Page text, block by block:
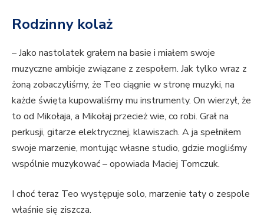
Rodzinny kolaż
– Jako nastolatek grałem na basie i miałem swoje
muzyczne ambicje związane z zespołem. Jak tylko wraz z
żoną zobaczyliśmy, że Teo ciągnie w stronę muzyki, na
każde święta kupowaliśmy mu instrumenty. On wierzył, że
to od Mikołaja, a Mikołaj przecież wie, co robi. Grał na
perkusji, gitarze elektrycznej, klawiszach. A ja spełniłem
swoje marzenie, montując własne studio, gdzie mogliśmy
wspólnie muzykować – opowiada Maciej Tomczuk.
I choć teraz Teo występuje solo, marzenie taty o zespole
właśnie się ziszcza.